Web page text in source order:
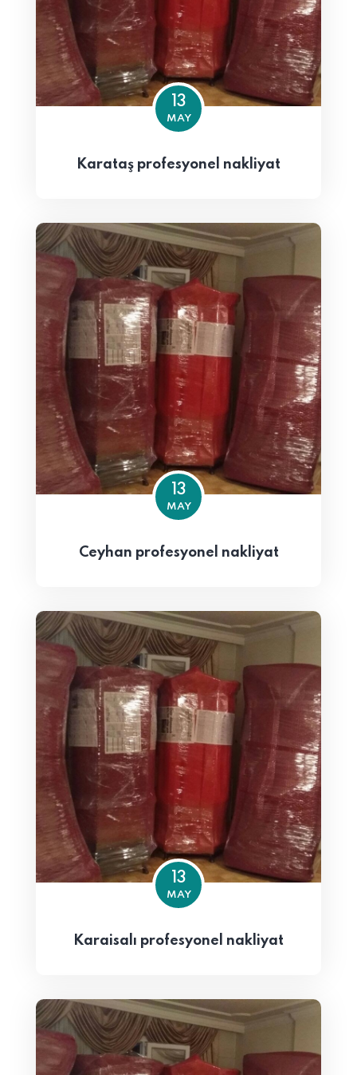
13
MAY
Karataş profesyonel nakliyat
13
MAY
Ceyhan profesyonel nakliyat
13
MAY
Karaisalı profesyonel nakliyat